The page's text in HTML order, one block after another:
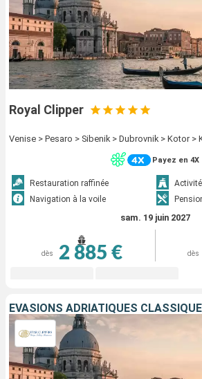
Royal Clipper
Venise > Pesaro > Sibenik > Dubrovnik > Kotor >
Payez en 4X
Restauration raffinée
Navigation à la voile
sam. 19 juin 2027
dès 2 885 € dès
ÉVASIONS ADRIATIQUES